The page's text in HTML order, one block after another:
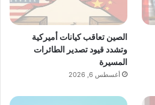
الصين تعاقب كيانات أميركية
وتشدد قيود تصدير الطائرات
المسيرة
أغسطس 6, 2026